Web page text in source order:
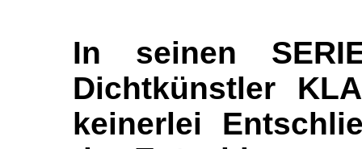
In seinen
Dichtkünstler
keinerlei